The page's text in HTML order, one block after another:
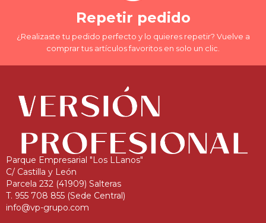
Repetir pedido
¿Realizaste tu pedido perfecto y lo quieres repetir? Vuelve a
comprar tus artículos favoritos en solo un clic.
Parque Empresarial "Los LLanos"
C/ Castilla y León
Parcela 232 (41909) Salteras
T. 955 708 855 (Sede Central)
info@vp-grupo.com